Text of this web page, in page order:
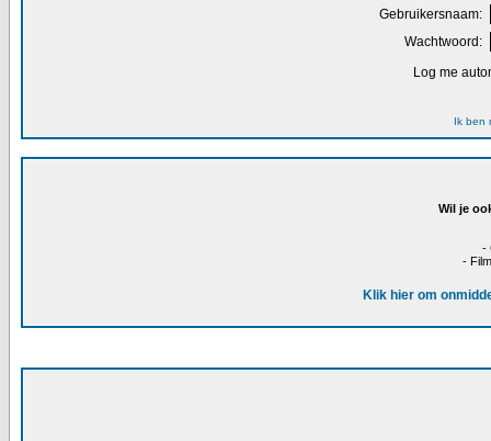
Gebruikersnaam:
Wachtwoord:
Log me
Ik ben
Wil je
-
-
Klik hier om